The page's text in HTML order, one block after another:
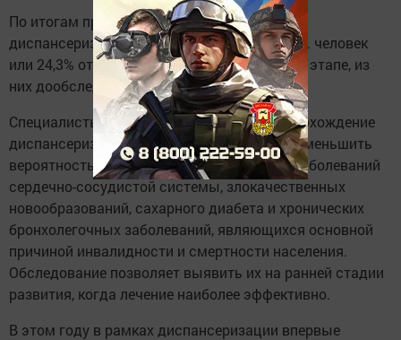
По итогам профосмотров на второй этап
диспансеризации направили около 100 тыс. человек
или 24,3% от числа осмотренных на первом этапе, из
них дообследование завершили 77%.
Специалисты отмечают, что регулярное прохождение
диспансеризации позволяет значительно уменьшить
вероятность развития наиболее опасных заболеваний
сердечно-сосудистой системы, злокачественных
новообразований, сахарного диабета и хронических
бронхолегочных заболеваний, являющихся основной
причиной инвалидности и смертности населения.
Обследование позволяет выявить их на ранней стадии
развития, когда лечение наиболее эффективно.
В этом году в рамках диспансеризации впервые